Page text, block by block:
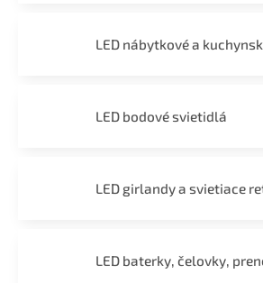
LED nábytkové a
LED bodové svietidlá
LED girlandy a svietiace
LED baterky, čelovky,